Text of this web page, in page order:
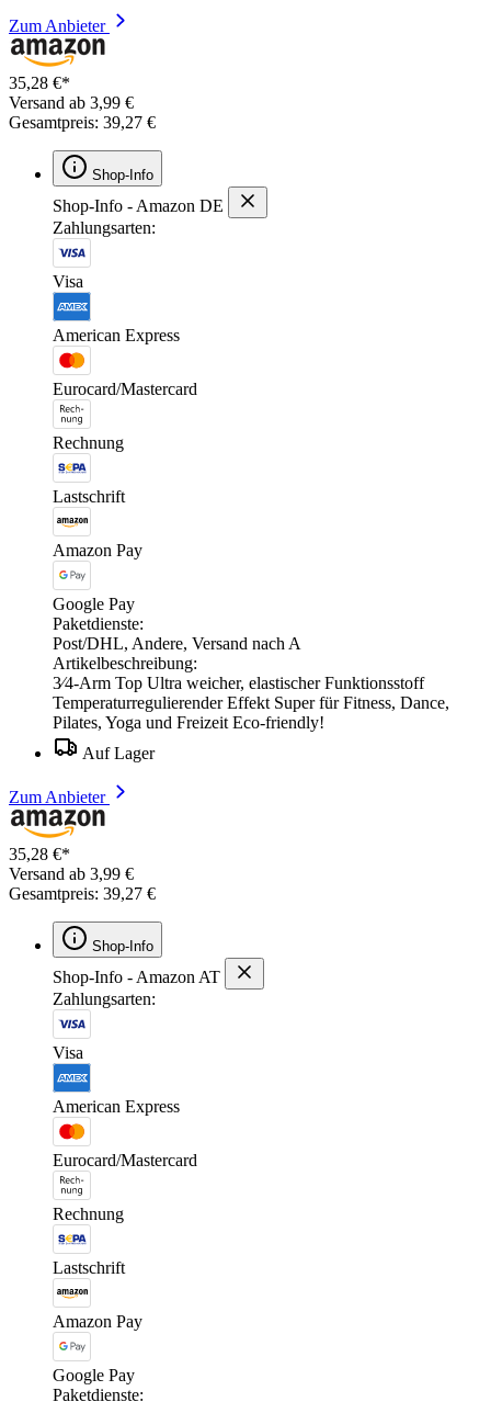
Zum Anbieter
35,28 €*
Versand ab 3,99 €
Gesamtpreis: 39,27 €
Shop-Info
Shop-Info - Amazon DE
Zahlungsarten:
Visa
American Express
Eurocard/Mastercard
Rechnung
Lastschrift
Amazon Pay
Google Pay
Paketdienste:
Post/DHL, Andere, Versand nach A
Artikelbeschreibung:
3⁄4-Arm Top Ultra weicher, elastischer Funktionsstoff
Temperaturregulierender Effekt Super für Fitness, Dance,
Pilates, Yoga und Freizeit Eco-friendly!
Auf Lager
Zum Anbieter
35,28 €*
Versand ab 3,99 €
Gesamtpreis: 39,27 €
Shop-Info
Shop-Info - Amazon AT
Zahlungsarten:
Visa
American Express
Eurocard/Mastercard
Rechnung
Lastschrift
Amazon Pay
Google Pay
Paketdienste: